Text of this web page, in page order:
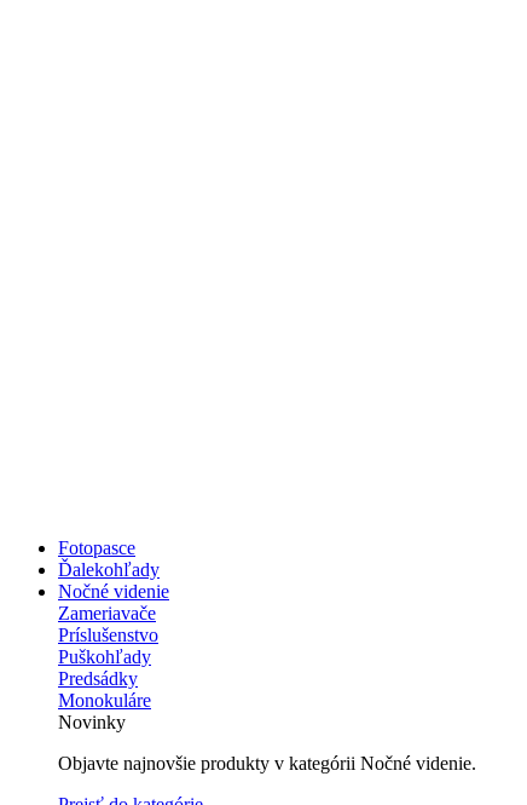
Fotopasce
Ďalekohľady
Nočné videnie
Zameriavače
Príslušenstvo
Puškohľady
Predsádky
Monokuláre
Novinky
Objavte najnovšie produkty v kategórii Nočné videnie.